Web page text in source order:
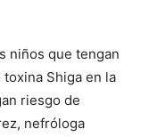
niños que tengan
Shiga en la
riesgo de
nefróloga